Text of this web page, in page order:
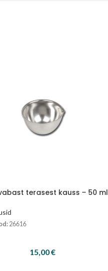
terasest kauss – 50 ml
26616
15,00€